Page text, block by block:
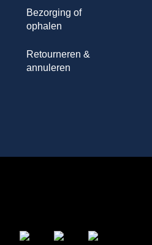
Bezorging of
ophalen
Retourneren &
annuleren